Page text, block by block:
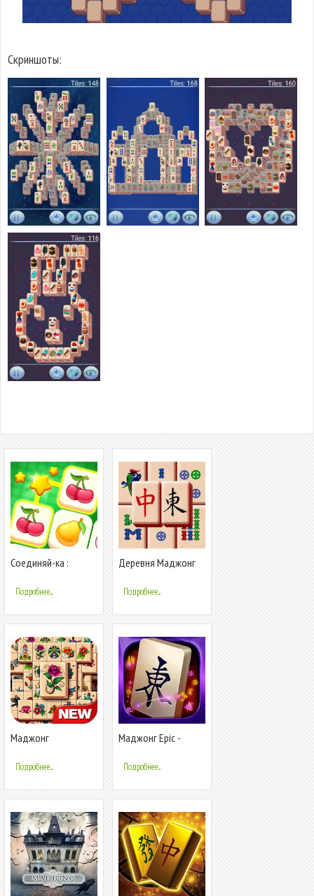
Скриншоты:
Соединяй-ка :
Подробнее...
Деревня Маджонг
Подробнее...
Маджонг
Подробнее...
Маджонг Epic -
Подробнее...